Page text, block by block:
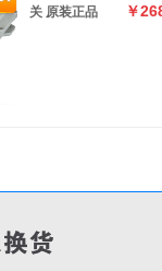
关 原装正品
￥